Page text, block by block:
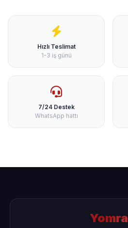
Hızlı Teslimat
1-3 iş günü
7/24 Destek
WhatsApp hattı
Yomra